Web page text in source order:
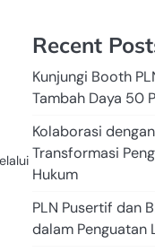
Recent
Kunjungi Booth
Tambah Daya 50
Kolaborasi
Transformasi
Hukum
PLN Pusertif dan
dalam Penguatan